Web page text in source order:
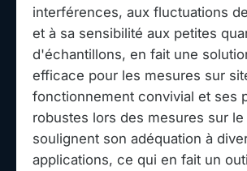
interférences, aux fluctuations
et à sa sensibilité aux petites
d'échantillons, en fait une
efficace pour les mesures sur
fonctionnement convivial et ses
robustes lors des mesures sur le
soulignent son adéquation à
applications, ce qui en fait un